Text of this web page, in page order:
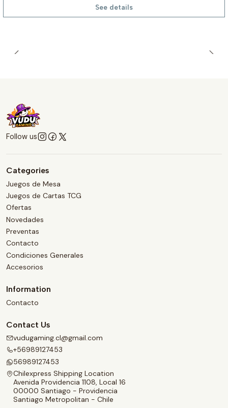
See details
Follow us
Categories
Juegos de Mesa
Juegos de Cartas TCG
Ofertas
Novedades
Preventas
Contacto
Condiciones Generales
Accesorios
Information
Contacto
Contact Us
vudugaming.cl@gmail.com
+56989127453
56989127453
Chilexpress Shipping Location
Avenida Providencia 1108, Local 16
00000 Santiago - Providencia
Santiago Metropolitan - Chile